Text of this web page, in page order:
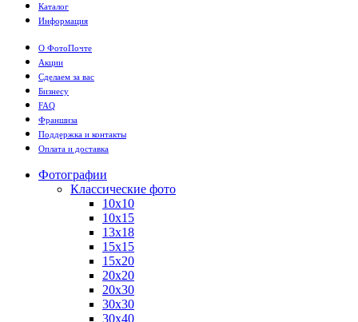
Каталог
Информация
О ФотоПочте
Акции
Сделаем за вас
Бизнесу
FAQ
Франшиза
Поддержка и контакты
Оплата и доставка
Фотографии
Классические фото
10х10
10х15
13х18
15х15
15х20
20х20
20х30
30х30
30х40